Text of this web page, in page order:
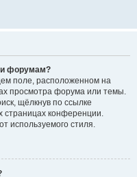
форумам?
поле, расположенном на
просмотра форума или темы.
щёлкнув по ссылке
страницах конференции.
используемого стиля.